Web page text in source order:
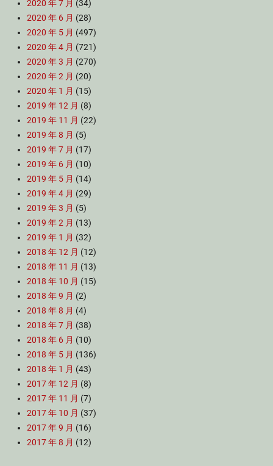
2020 年 7 月 (34)
2020 年 6 月 (28)
2020 年 5 月 (497)
2020 年 4 月 (721)
2020 年 3 月 (270)
2020 年 2 月 (20)
2020 年 1 月 (15)
2019 年 12 月 (8)
2019 年 11 月 (22)
2019 年 8 月 (5)
2019 年 7 月 (17)
2019 年 6 月 (10)
2019 年 5 月 (14)
2019 年 4 月 (29)
2019 年 3 月 (5)
2019 年 2 月 (13)
2019 年 1 月 (32)
2018 年 12 月 (12)
2018 年 11 月 (13)
2018 年 10 月 (15)
2018 年 9 月 (2)
2018 年 8 月 (4)
2018 年 7 月 (38)
2018 年 6 月 (10)
2018 年 5 月 (136)
2018 年 1 月 (43)
2017 年 12 月 (8)
2017 年 11 月 (7)
2017 年 10 月 (37)
2017 年 9 月 (16)
2017 年 8 月 (12)